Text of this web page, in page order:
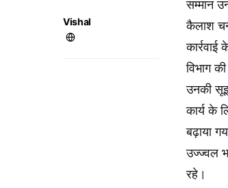
Vishal
सम्मान
कैलाश
विभाग
उनकी
कार्य के
बढ़ाया
उज्ज्वल
रहे।